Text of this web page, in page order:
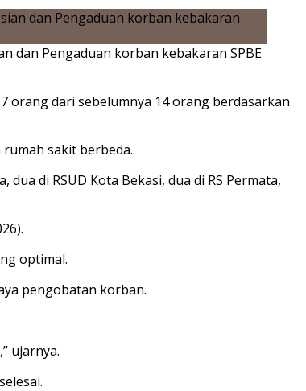
dan Pengaduan korban kebakaran SPBE
orang dari sebelumnya 14 orang berdasarkan
sakit berbeda.
di RSUD Kota Bekasi, dua di RS Permata,
optimal.
pengobatan korban.
ujarnya.